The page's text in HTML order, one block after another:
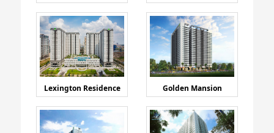
Lexington Residence Golden Mansion